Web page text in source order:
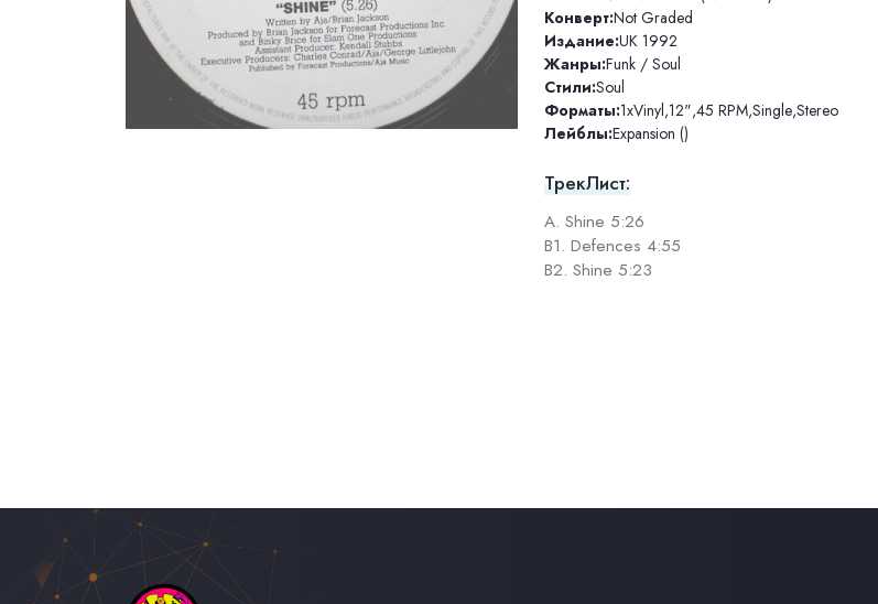
Конверт:Not Graded
Издание:UK 1992
Жанры:Funk / Soul
Стили:Soul
Форматы:1xVinyl,12",45 RPM,Single,Stereo
Лейблы:Expansion ()
ТрекЛист:
A. Shine 5:26
B1. Defences 4:55
B2. Shine 5:23